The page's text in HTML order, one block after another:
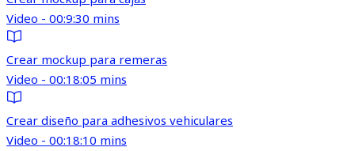
Video - 00:9:30 mins
Crear mockup para remeras
Video - 00:18:05 mins
Crear diseño para adhesivos vehiculares
Video - 00:18:10 mins